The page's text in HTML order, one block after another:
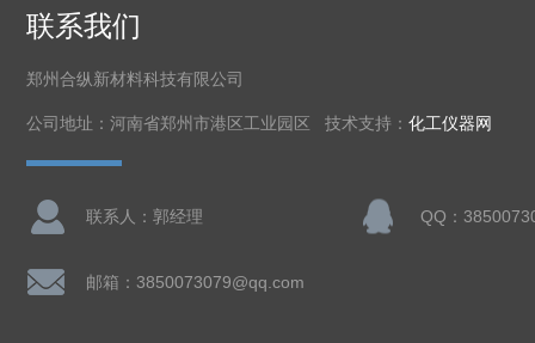
联系我们
郑州合纵新材料科技有限公司
公司地址：河南省郑州市港区工业园区 技术支持： 化工仪器网
联系人：郭经理 QQ：
邮箱：3850073079@qq.com